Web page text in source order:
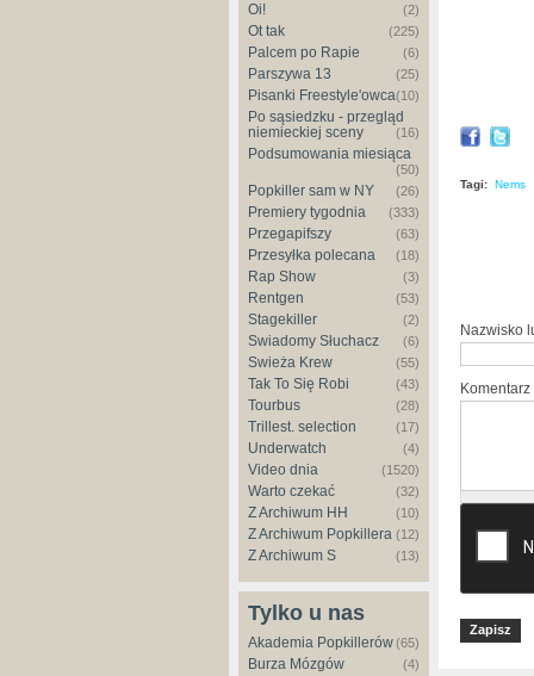
Oi! (2)
Ot tak (225)
Palcem po Rapie (6)
Parszywa 13 (25)
Pisanki Freestyle'owca(10)
Po sąsiedzku - przegląd
niemieckiej sceny
(16)
Podsumowania miesiąca
(50)
Popkiller sam w NY (26)
Premiery tygodnia (333)
Przegapifszy (63)
Przesyłka polecana (18)
Rap Show (3)
Rentgen (53)
Stagekiller (2)
Świadomy Słuchacz (6)
Świeża Krew (55)
Tak To Się Robi (43)
Tourbus (28)
Trillest. selection (17)
Underwatch (4)
Video dnia (1520)
Warto czekać (32)
Z Archiwum HH (10)
Z Archiwum Popkillera (12)
Z Archiwum S (13)
Tylko u nas
Akademia Popkillerów(65)
Burza Mózgów (4)
Tagi: Nems
Nazwisko
Komentarz